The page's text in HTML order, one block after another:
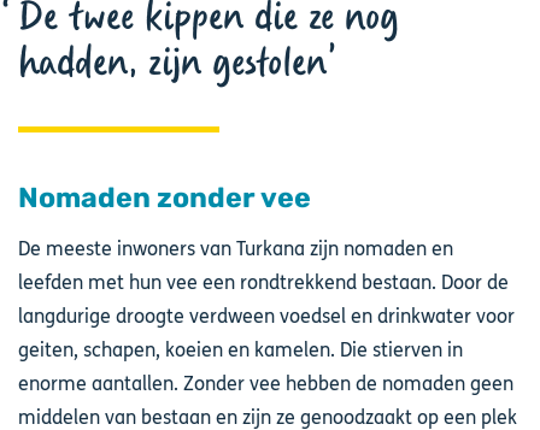
De twee kippen die ze nog
hadden, zijn gestolen
Nomaden zonder vee
De meeste inwoners van Turkana zijn nomaden en
leefden met hun vee een rondtrekkend bestaan. Door de
langdurige droogte verdween voedsel en drinkwater voor
geiten, schapen, koeien en kamelen. Die stierven in
enorme aantallen. Zonder vee hebben de nomaden geen
middelen van bestaan en zijn ze genoodzaakt op een plek